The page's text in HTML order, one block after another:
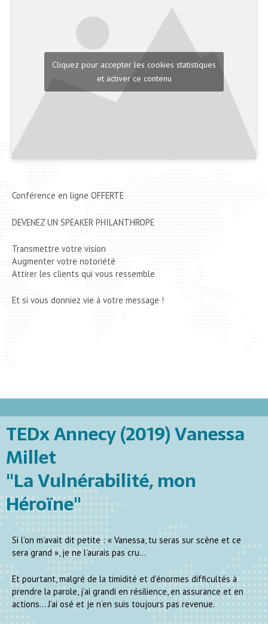
Conférence en ligne OFFERTE
DEVENEZ UN SPEAKER PHILANTHROPE
Transmettre votre vision
Augmenter votre notoriété
Attirer les clients qui vous ressemble
Et si vous donniez vie à votre message !
Cliquez pour accepter les cookies statistiques
et activer ce contenu
TEDx Annecy (2019) Vanessa
Millet
"La Vulnérabilité, mon
Héroïne"
Si l’on m’avait dit petite : « Vanessa, tu seras sur scène et ce
sera grand », je ne l’aurais pas cru…
Et pourtant, malgré de la timidité et d’énormes difficultés à
prendre la parole, j’ai grandi en résilience, en assurance et en
actions… J’ai osé et je n’en suis toujours pas revenue.